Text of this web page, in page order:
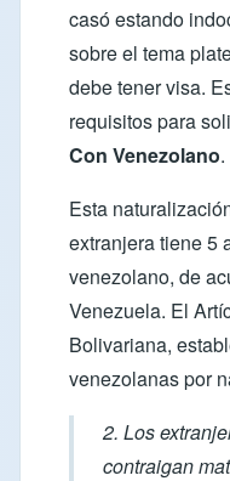
casó estando
sobre el tema
debe tener visa.
requisitos para
Con Venezolano.
Esta
extranjera tiene 5
venezolano, de
Venezuela. El
Bolivariana,
venezolanas por
2. Los
contraigan